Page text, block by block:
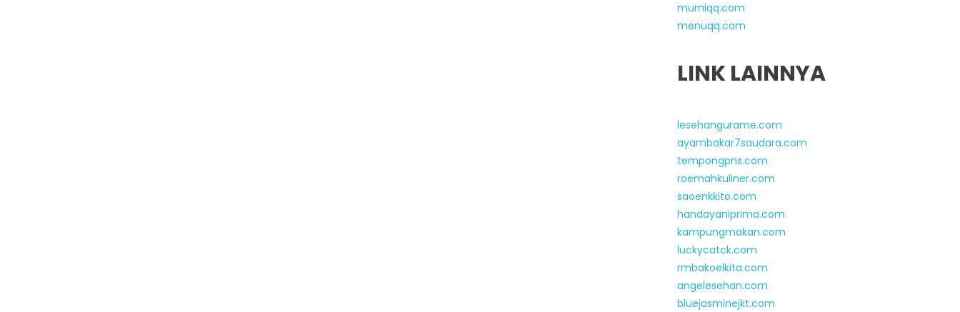
murniqq.com
menuqq.com
LINK LAINNYA
lesehangurame.com
ayambakar7saudara.com
tempongpns.com
roemahkuliner.com
saoenkkito.com
handayaniprima.com
kampungmakan.com
luckycatck.com
rmbakoelkita.com
angelesehan.com
bluejasminejkt.com